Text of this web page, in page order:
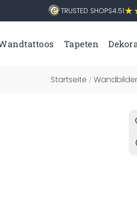
TRUSTED SHOPS4.51
Tapeten
Startseite / Wandbilder